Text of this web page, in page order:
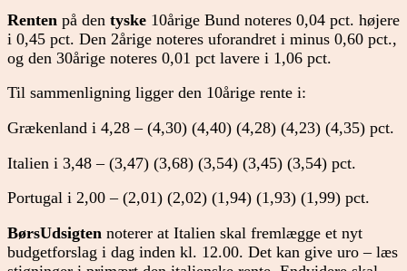
Renten på den tyske 10årige Bund noteres 0,04 pct. højere
i 0,45 pct. Den 2årige noteres uforandret i minus 0,60 pct.,
og den 30årige noteres 0,01 pct lavere i 1,06 pct.
Til sammenligning ligger den 10årige rente i:
Grækenland i 4,28 – (4,30) (4,40) (4,28) (4,23) (4,35) pct.
Italien i 3,48 – (3,47) (3,68) (3,54) (3,45) (3,54) pct.
Portugal i 2,00 – (2,01) (2,02) (1,94) (1,93) (1,99) pct.
BørsUdsigten noterer at Italien skal fremlægge et nyt
budgetforslag i dag inden kl. 12.00. Det kan give uro – læs